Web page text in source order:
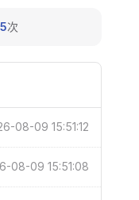
5次
08-09 15:51:12
08-09 15:51:08